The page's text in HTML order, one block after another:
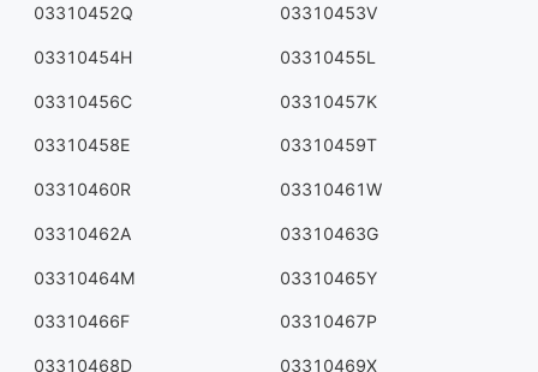
03310452Q 03310453V
03310454H 03310455L
03310456C 03310457K
03310458E 03310459T
03310460R 03310461W
03310462A 03310463G
03310464M 03310465Y
03310466F 03310467P
03310468D 03310469X